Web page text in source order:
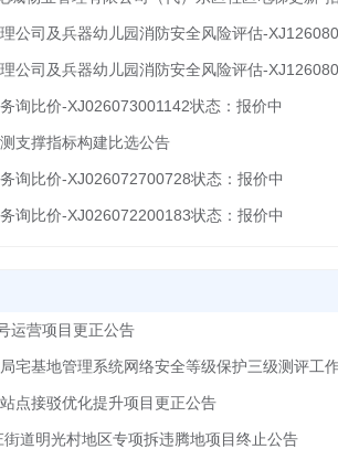
询比价-XJ026073001142状态：报价中
测支撑指标构建比选公告
询比价-XJ026072700728状态：报价中
询比价-XJ026072200183状态：报价中
运营项目更正公告
点接驳优化提升项目更正公告
道明光村地区专项拆违腾地项目终止公告